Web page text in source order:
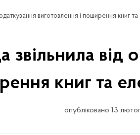
виготовлення і поширення книг
звільнила від
книг та
опубліковано 13